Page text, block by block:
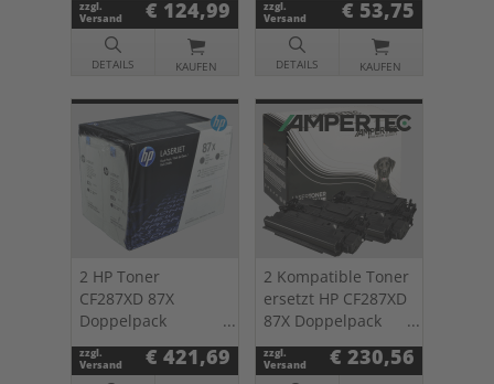
zzgl.
Versand
€ 124,99
DETAILS KAUFEN
zzgl.
Versand
€ 53,75
DETAILS KAUFEN
2 HP Toner
CF287XD 87X
Doppelpack
schwarz
zzgl.
Versand
€ 421,69
2 Kompatible Toner
ersetzt HP CF287XD
87X Doppelpack
schwarz
zzgl.
Versand
€ 230,56